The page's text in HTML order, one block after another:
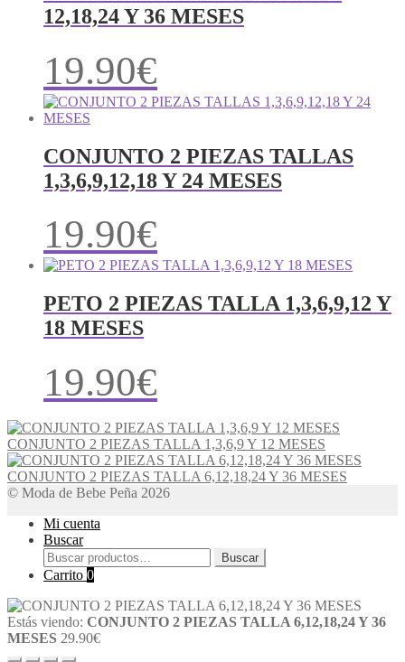
12,18,24 Y 36 MESES
19.90€
CONJUNTO 2 PIEZAS TALLAS
1,3,6,9,12,18 Y 24 MESES
19.90€
PETO 2 PIEZAS TALLA 1,3,6,9,12 Y
18 MESES
19.90€
CONJUNTO 2 PIEZAS TALLA 1,3,6,9 Y 12 MESES
CONJUNTO 2 PIEZAS TALLA 6,12,18,24 Y 36 MESES
© Moda de Bebe Peña 2026
Mi cuenta
Buscar
Buscar
por:
Buscar
Carrito 0
Estás viendo: CONJUNTO 2 PIEZAS TALLA 6,12,18,24 Y 36
MESES 29.90€